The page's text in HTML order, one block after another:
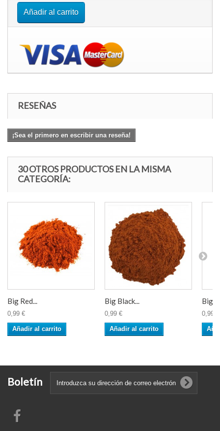
Añadir al carrito
RESEÑAS
¡Sea el primero en escribir una reseña!
30 OTROS PRODUCTOS EN LA MISMA
CATEGORÍA:
Big Red...
0,99 €
Añadir al carrito
Big Black...
0,99 €
Añadir al carrito
Big
0,99 €
Boletín